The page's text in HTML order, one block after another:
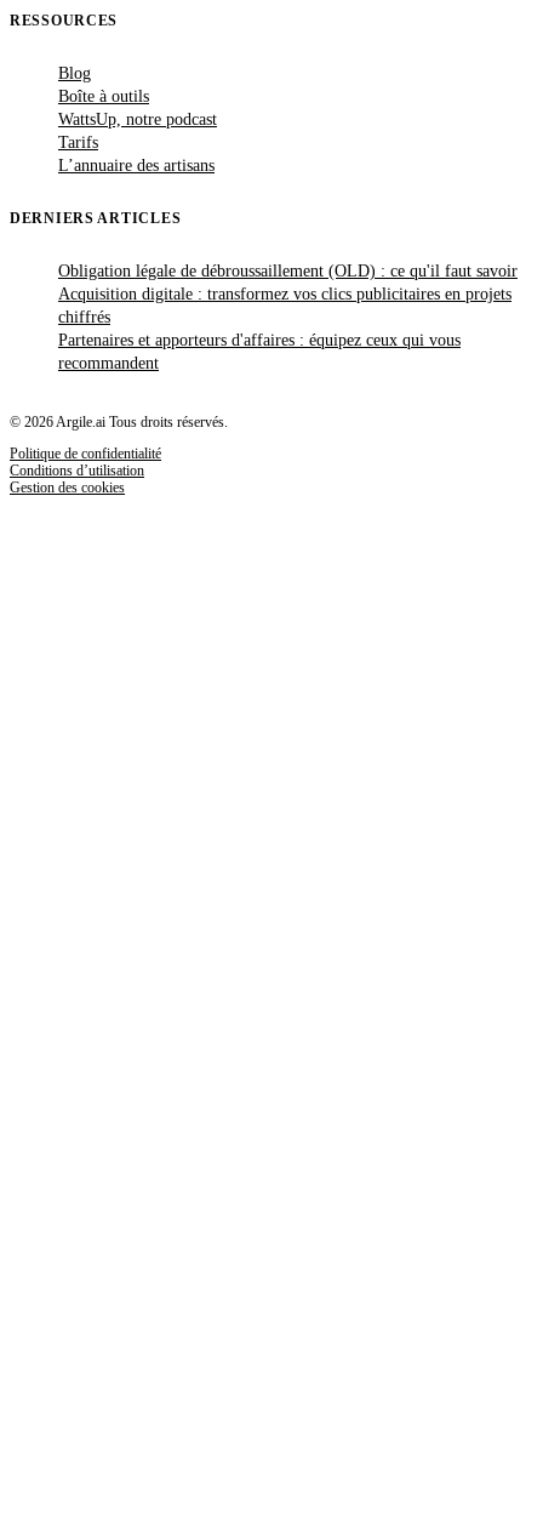
RESSOURCES
Blog
Boîte à outils
WattsUp, notre podcast
Tarifs
L’annuaire des artisans
DERNIERS ARTICLES
Obligation légale de débroussaillement (OLD) : ce qu'il faut savoir
Acquisition digitale : transformez vos clics publicitaires en projets
chiffrés
Partenaires et apporteurs d'affaires : équipez ceux qui vous
recommandent
© 2026 Argile.ai Tous droits réservés.
Politique de confidentialité
Conditions d’utilisation
Gestion des cookies